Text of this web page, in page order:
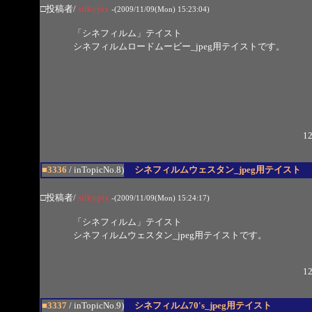
□投稿者/ silkypix -(2009/11/09(Mon) 15:23:04)
「シネフィルム」テイスト
シネフィルムロードムービー_jpeg用テイストです。
■3336 / inTopicNo.8) シネフィルムウェスタン_jpeg用テイスト
□投稿者/ silkypix -(2009/11/09(Mon) 15:24:17)
「シネフィルム」テイスト
シネフィルムウェスタン_jpeg用テイストです。
■3337 / inTopicNo.9) シネフィルム70's_jpeg用テイスト